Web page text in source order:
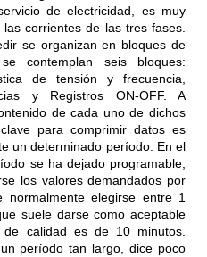
de electricidad, es muy
corrientes de las tres fases.
se organizan en bloques de
contemplan seis bloques:
de tensión y frecuencia,
y Registros ON-OFF. A
de cada uno de dichos
para comprimir datos es
un determinado período. En el
se ha dejado programable,
los valores demandados por
normalmente elegirse entre 1
suele darse como aceptable
calidad es de 10 minutos.
período tan largo, dice poco